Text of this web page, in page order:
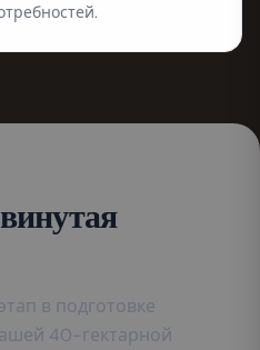
в подготовке
40-гектарной